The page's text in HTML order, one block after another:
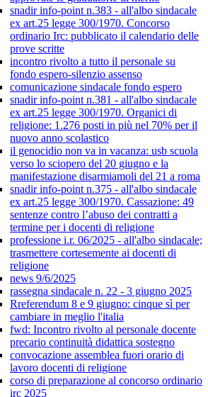
snadir info-point n.383 - all'albo sindacale
ex art.25 legge 300/1970. Concorso
ordinario Irc: pubblicato il calendario delle
prove scritte
incontro rivolto a tutto il personale su
fondo espero-silenzio assenso
comunicazione sindacale fondo espero
snadir info-point n.381 - all'albo sindacale
ex art.25 legge 300/1970. Organici di
religione: 1.276 posti in più nel 70% per il
nuovo anno scolastico
il genocidio non va in vacanza: usb scuola
verso lo sciopero del 20 giugno e la
manifestazione disarmiamoli del 21 a roma
snadir info-point n.375 - all'albo sindacale
ex art.25 legge 300/1970. Cassazione: 49
sentenze contro l’abuso dei contratti a
termine per i docenti di religione
professione i.r. 06/2025 - all'albo sindacale;
trasmettere cortesemente ai docenti di
religione
news 9/6/2025
rassegna sindacale n. 22 - 3 giugno 2025
Rreferendum 8 e 9 giugno: cinque sì per
cambiare in meglio l'italia
fwd: Incontro rivolto al personale docente
precario continuità didattica sostegno
convocazione assemblea fuori orario di
lavoro docenti di religione
corso di preparazione al concorso ordinario
irc 2025